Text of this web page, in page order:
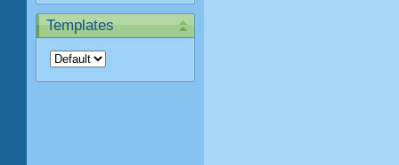
Templates